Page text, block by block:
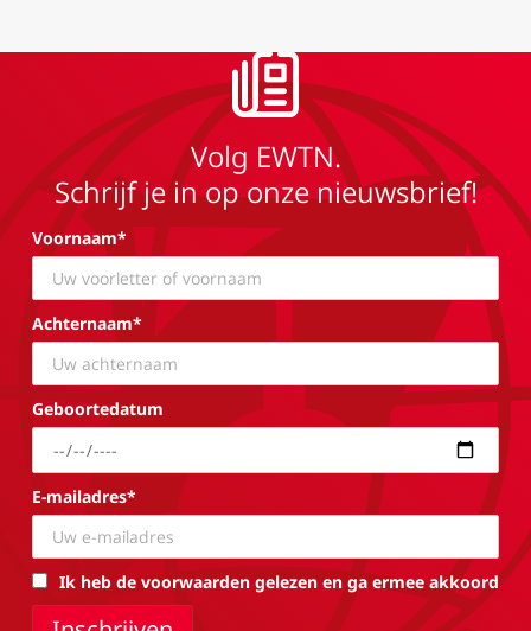
Volg EWTN.
Schrijf je in op onze nieuwsbrief!
Voornaam*
Achternaam*
Geboortedatum
E-mailadres*
Ik heb de voorwaarden gelezen en ga ermee akkoord